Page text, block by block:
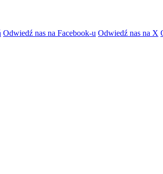
Odwiedź nas na Facebook-u Odwiedź nas na X